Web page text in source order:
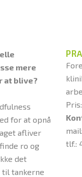
mere
at blive?
for at opnå
afliver
ro og
det
til tankerne
tlf.: